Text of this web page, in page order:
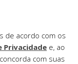
de acordo com os
Privacidade e, ao
com suas